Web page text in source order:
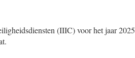
(IIIC) voor het jaar 2025